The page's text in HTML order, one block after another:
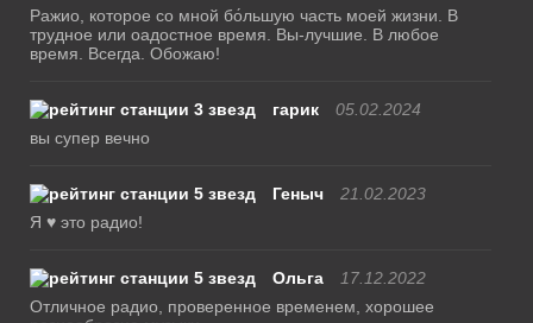
Ражио, которое со мной бо́льшую часть моей жизни. В
трудное или оадостное время. Вы-лучшие. В любое
время. Всегда. Обожаю!
гарик
05.02.2024
вы супер вечно
Геныч
21.02.2023
Я ♥ это радио!
Ольга
17.12.2022
Отличное радио, проверенное временем, хорошее